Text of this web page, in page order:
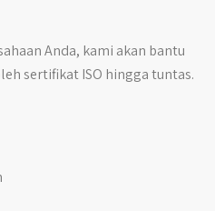
Anda, kami akan bantu
sertifikat ISO hingga tuntas.